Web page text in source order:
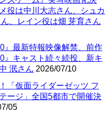
役は中川大志さん、シュカ
、レイン役は畑 芽育さん
』最新特報映像解禁、前作
』キャスト続々続投、新キ
泯さん 2026/07/10
「仮面ライダーゼッツ フ
ージ」全国5都市で開催決
05